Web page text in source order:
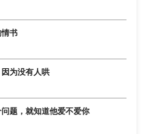
书
为没有人哄
题，就知道他爱不爱你